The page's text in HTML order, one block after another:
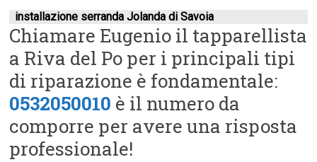
installazione serranda Jolanda di Savoia
Chiamare Eugenio il tapparellista
a Riva del Po per i principali tipi
di riparazione è fondamentale:
0532050010 è il numero da
comporre per avere una risposta
professionale!